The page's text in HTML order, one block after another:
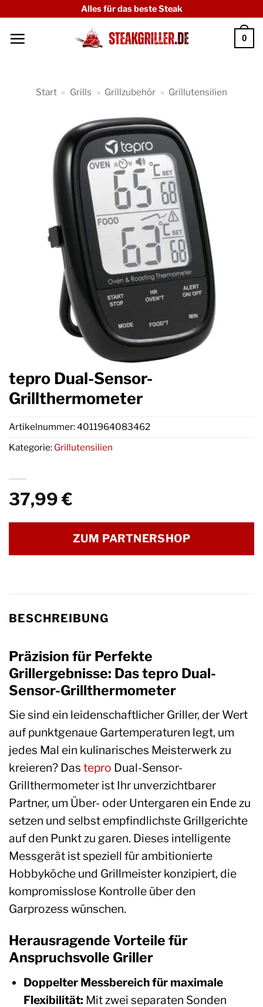
springen
Alles für das beste Steak
0
Start » Grills » Grillzubehör » Grillutensilien
tepro Dual-Sensor-
Grillthermometer
37,99€
ZUM PARTNERSHOP
Artikelnummer:4011964083462
Kategorie: Grillutensilien
BESCHREIBUNG
Präzision für Perfekte
Grillergebnisse: Das tepro Dual-
Sensor-Grillthermometer
Sie sind ein leidenschaftlicher Griller, der Wert
auf punktgenaue Gartemperaturen legt, um
jedes Mal ein kulinarisches Meisterwerk zu
kreieren? Das tepro Dual-Sensor-
Grillthermometer ist Ihr unverzichtbarer
Partner, um Über- oder Untergaren ein Ende zu
setzen und selbst empfindlichste Grillgerichte
auf den Punkt zu garen. Dieses intelligente
Messgerät ist speziell für ambitionierte
Hobbyköche und Grillmeister konzipiert, die
kompromisslose Kontrolle über den
Garprozess wünschen.
Herausragende Vorteile für
Anspruchsvolle Griller
Doppelter Messbereich für maximale
Flexibilität: Mit zwei separaten Sonden